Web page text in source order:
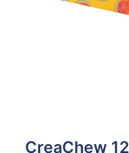
CreaChew